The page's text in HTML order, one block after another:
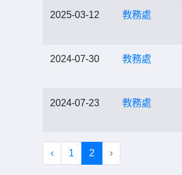
2025-03-12 教務處
2024-07-30 教務處
2024-07-23 教務處
‹ 1 2 ›